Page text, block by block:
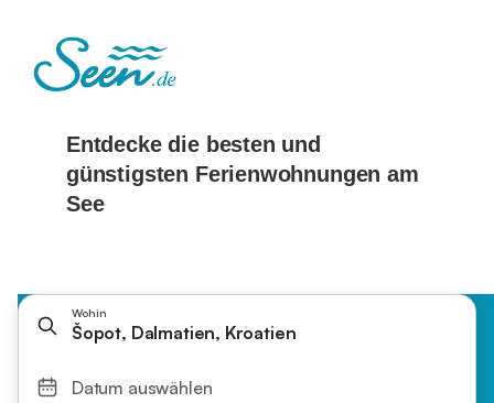
Wohin
Šopot, Dalmatien, Kroatien
Datum auswählen